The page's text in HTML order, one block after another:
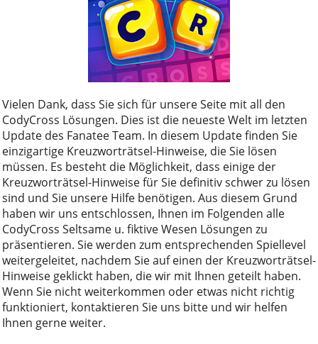
Vielen Dank, dass Sie sich für unsere Seite mit all den
CodyCross Lösungen. Dies ist die neueste Welt im letzten
Update des Fanatee Team. In diesem Update finden Sie
einzigartige Kreuzworträtsel-Hinweise, die Sie lösen
müssen. Es besteht die Möglichkeit, dass einige der
Kreuzworträtsel-Hinweise für Sie definitiv schwer zu lösen
sind und Sie unsere Hilfe benötigen. Aus diesem Grund
haben wir uns entschlossen, Ihnen im Folgenden alle
CodyCross Seltsame u. fiktive Wesen Lösungen zu
präsentieren. Sie werden zum entsprechenden Spiellevel
weitergeleitet, nachdem Sie auf einen der Kreuzworträtsel-
Hinweise geklickt haben, die wir mit Ihnen geteilt haben.
Wenn Sie nicht weiterkommen oder etwas nicht richtig
funktioniert, kontaktieren Sie uns bitte und wir helfen
Ihnen gerne weiter.